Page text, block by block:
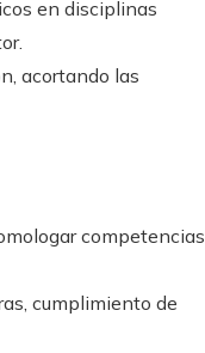
en disciplinas
acortando las
competencias
cumplimiento de